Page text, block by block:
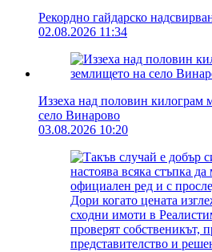
Рекордно гайдарско
02.08.2026 11:34
Иззеха над половин килограм
село Винарово
03.08.2026 10:20